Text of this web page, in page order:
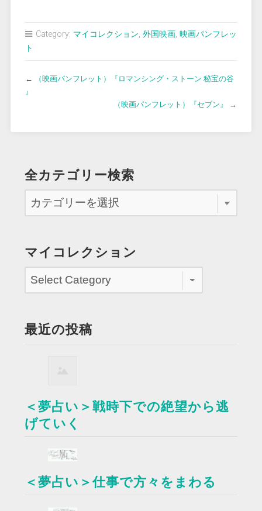
Category: マイコレクション, 外国映画, 映画パンフレッ
ト
←
（映画パンフレット）『ロマンシング・ストーン 秘宝の谷
』
（映画パンフレット）『セブン』
→
全カテゴリー検索
マイコレクション
最近の投稿
＜夢占い＞戦時下での絶望から逃
げていく
＜夢占い＞仕事で方々をまわる